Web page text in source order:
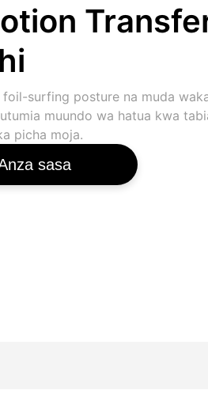
foil-surfing posture na muda
muundo wa hatua kwa
picha moja.
sasa